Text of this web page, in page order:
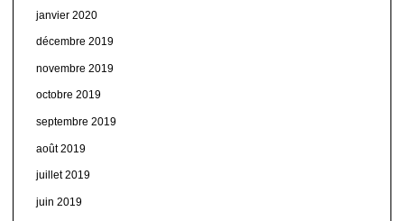
janvier 2020
décembre 2019
novembre 2019
octobre 2019
septembre 2019
août 2019
juillet 2019
juin 2019